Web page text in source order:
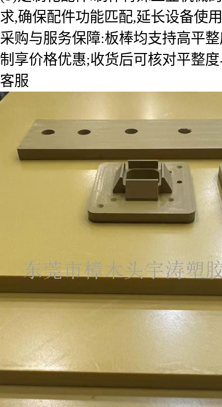
求,确保配件功能匹配,延长设备使
采购与服务保障:板棒均支持高平
制享价格优惠;收货后可核对平整
客服